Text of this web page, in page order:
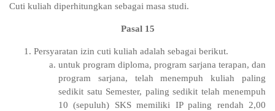
Cuti kuliah diperhitungkan sebagai masa studi.
Pasal 15
Persyaratan izin cuti kuliah adalah sebagai berikut.
untuk program diploma, program sarjana terapan, dan
program sarjana, telah menempuh kuliah paling
sedikit satu Semester, paling sedikit telah menempuh
10 (sepuluh) SKS memiliki IP paling rendah 2,00